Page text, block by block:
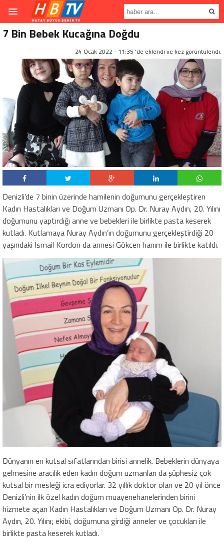
7 Bin Bebek Kucağına Doğdu
24 Ocak 2022 - 11:35 'de eklendi ve kez görüntülendi.
Denizli’de 7 binin üzerinde hamilenin doğumunu gerçekleştiren
Kadın Hastalıkları ve Doğum Uzmanı Op. Dr. Nuray Aydın, 20. Yılını
doğumunu yaptırdığı anne ve bebekleri ile birlikte pasta keserek
kutladı. Kutlamaya Nuray Aydın’ın doğumunu gerçekleştirdiği 20
yaşındaki İsmail Kordon da annesi Gökcen hanım ile birlikte katıldı.
Dünyanın en kutsal sıfatlarından birisi annelik. Bebeklerin dünyaya
gelmesine aracılık eden kadın doğum uzmanları da şüphesiz çok
kutsal bir mesleği icra ediyorlar. 32 yıllık doktor olan ve 20 yıl önce
Denizli’nin ilk özel kadın doğum muayenehanelerinden birini
hizmete açan Kadın Hastalıkları ve Doğum Uzmanı Op. Dr. Nuray
Aydın, 20. Yılını; ekibi, doğumuna girdiği anneler ve çocukları ile
birlikte pasta keserek kutladı.